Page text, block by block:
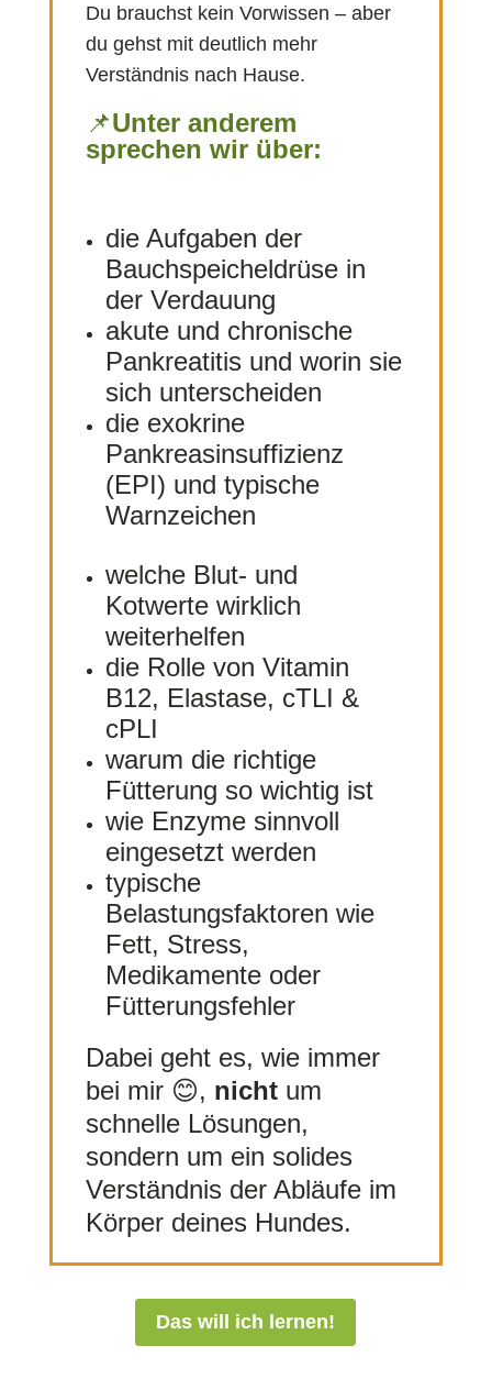
Du brauchst kein Vorwissen – aber
du gehst mit deutlich mehr
Verständnis nach Hause.
📌Unter anderem
sprechen wir über:
die Aufgaben der
Bauchspeicheldrüse in
der Verdauung
akute und chronische
Pankreatitis und worin sie
sich unterscheiden
die exokrine
Pankreasinsuffizienz
(EPI) und typische
Warnzeichen
welche Blut- und
Kotwerte wirklich
weiterhelfen
die Rolle von Vitamin
B12, Elastase, cTLI &
cPLI
warum die richtige
Fütterung so wichtig ist
wie Enzyme sinnvoll
eingesetzt werden
typische
Belastungsfaktoren wie
Fett, Stress,
Medikamente oder
Fütterungsfehler
Dabei geht es, wie immer
bei mir 😊, nichtum
schnelle Lösungen,
sondern um ein solides
Verständnis der Abläufe im
Körper deines Hundes.
Das will ich lernen!